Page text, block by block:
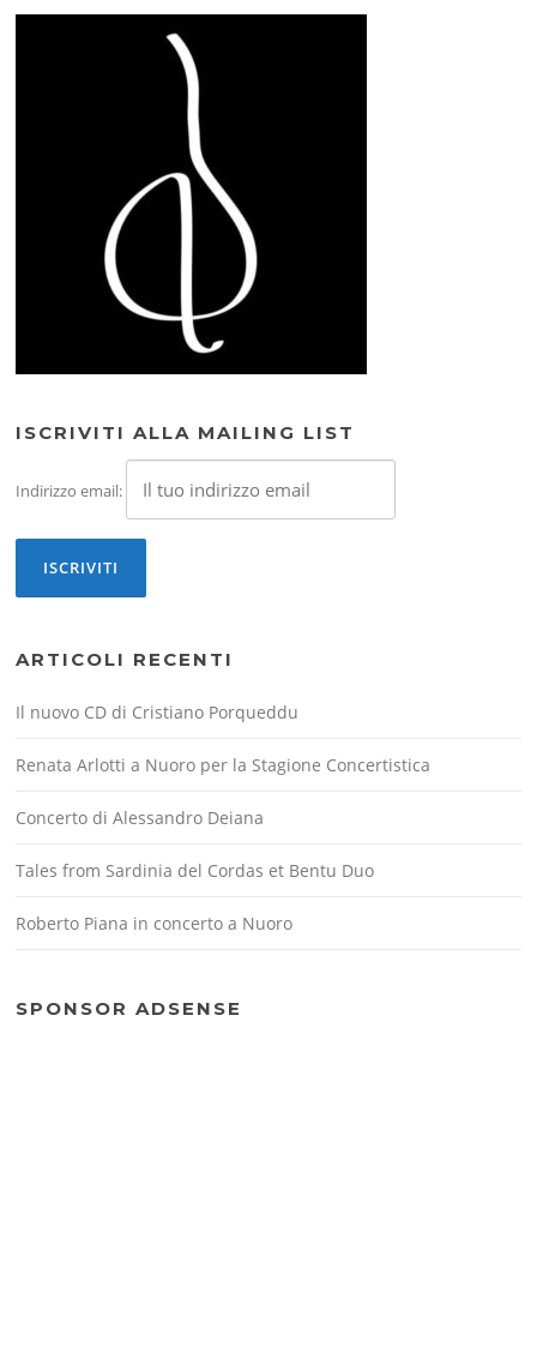
ISCRIVITI ALLA MAILING LIST
Indirizzo email:
ARTICOLI RECENTI
Il nuovo CD di Cristiano Porqueddu
Renata Arlotti a Nuoro per la Stagione Concertistica
Concerto di Alessandro Deiana
Tales from Sardinia del Cordas et Bentu Duo
Roberto Piana in concerto a Nuoro
SPONSOR ADSENSE